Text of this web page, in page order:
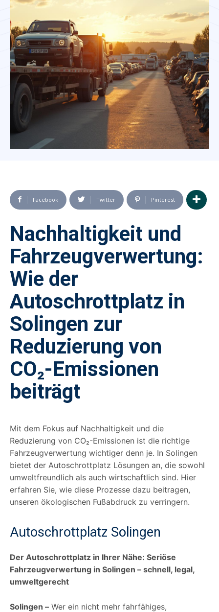
Facebook Twitter Pinterest
Nachhaltigkeit und
Fahrzeugverwertung:
Wie der
Autoschrottplatz in
Solingen zur
Reduzierung von
CO₂-Emissionen
beiträgt
Mit dem Fokus auf Nachhaltigkeit und die
Reduzierung von CO₂-Emissionen ist die richtige
Fahrzeugverwertung wichtiger denn je. In Solingen
bietet der Autoschrottplatz Lösungen an, die sowohl
umweltfreundlich als auch wirtschaftlich sind. Hier
erfahren Sie, wie diese Prozesse dazu beitragen,
unseren ökologischen Fußabdruck zu verringern.
Autoschrottplatz Solingen
Der Autoschrottplatz in Ihrer Nähe: Seriöse
Fahrzeugverwertung in Solingen – schnell, legal,
umweltgerecht
Solingen – Wer ein nicht mehr fahrfähiges,